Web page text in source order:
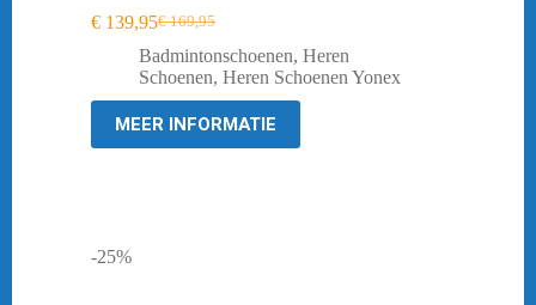
€169,95
Oorspronkelijke
prijs
was:
€ 139,95Huidige
prijs
is:
Badmintonschoenen, Heren
Schoenen, Heren Schoenen Yonex
MEER INFORMATIE
-25%